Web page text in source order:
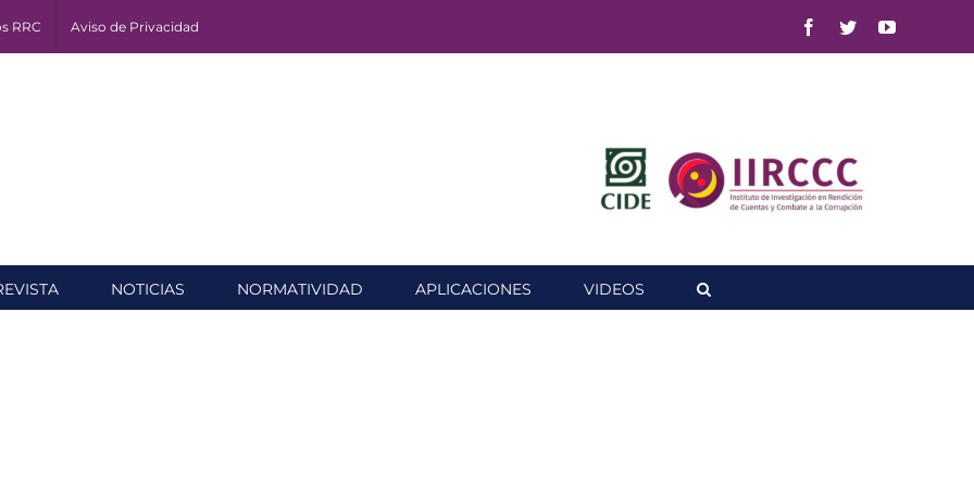
RRC Aviso de Privacidad Facebook
TwitterYouTube
NOTICIAS NORMATIVIDAD APLICACIONES VIDEOS